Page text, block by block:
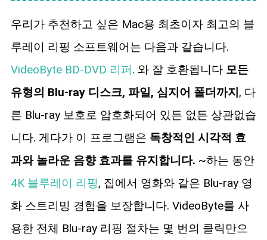
우리가 추천하고 싶은 Mac용 최초이자 최고의 블
루레이 리핑 소프트웨어는 다음과 같습니다.
VideoByte BD-DVD 리퍼. 와 잘 호환됩니다 모든
유형의 Blu-ray 디스크, 파일, 심지어 폴더까지 , 다
른 Blu-ray 보호로 암호화되어 있든 없든 상관없습
니다. 게다가 이 프로그램은 독창적인 시각적 효
과와 놀라운 음향 효과를 유지합니다. ~하는 동안
4K 블루레이 리핑, 집에서 영화와 같은 Blu-ray 영
화 스트리밍 경험을 보장합니다. VideoByte를 사
용한 전체 Blu-ray 리핑 절차는 몇 번의 클릭만으